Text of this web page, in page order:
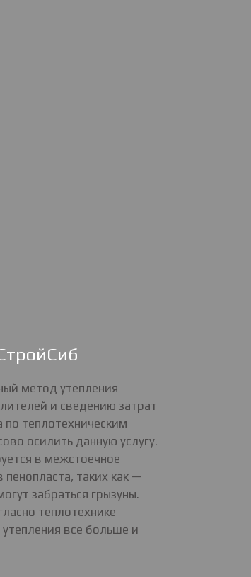
метод утепления
и сведению затрат
теплотехническим
осилить данную услугу.
в межстоечное
таких как —
забраться грызуны.
теплотехнике
все больше и